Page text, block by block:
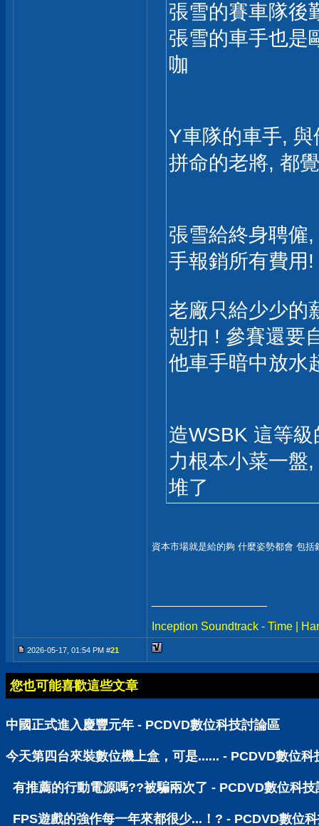
張雪的賽車隊後
張雪的車手也是
咖
Y車隊的車手,
拼命的老將, 都
張雪給終身聘僱
手報銷所有費用
老廠只給少少的
剋扣 ! 參賽還要
他車手暗中放水
造WSBK 這等
力根本小菜一盤
堆了
資本市場就是給的夠 什麼姿勢都會 包
Inception Soundtrack - Time |
2026-05-17, 01:54 PM #21
您也可能喜歡這些文章
中國正式進入慶豐元年 - PCDVD數位科技討論區
今天第四台來裝數位機上盒，可是...... - PCDVD數位科
有推薦的行動電源嗎??被騙兩次了 - PCDVD數位科技
FPS遊戲的強作每一年來都很少...！? - PCDVD數位